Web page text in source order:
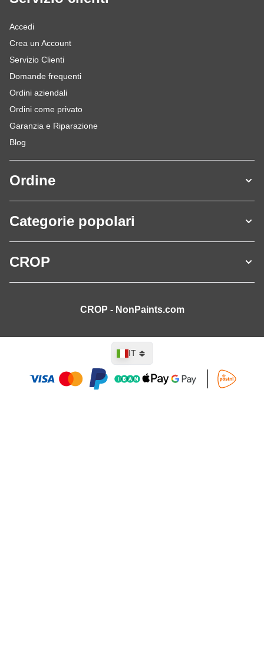
Accedi
Crea un Account
Servizio Clienti
Domande frequenti
Ordini aziendali
Ordini come privato
Garanzia e Riparazione
Blog
Ordine
Categorie popolari
CROP
CROP - NonPaints.com
Lingua
IT